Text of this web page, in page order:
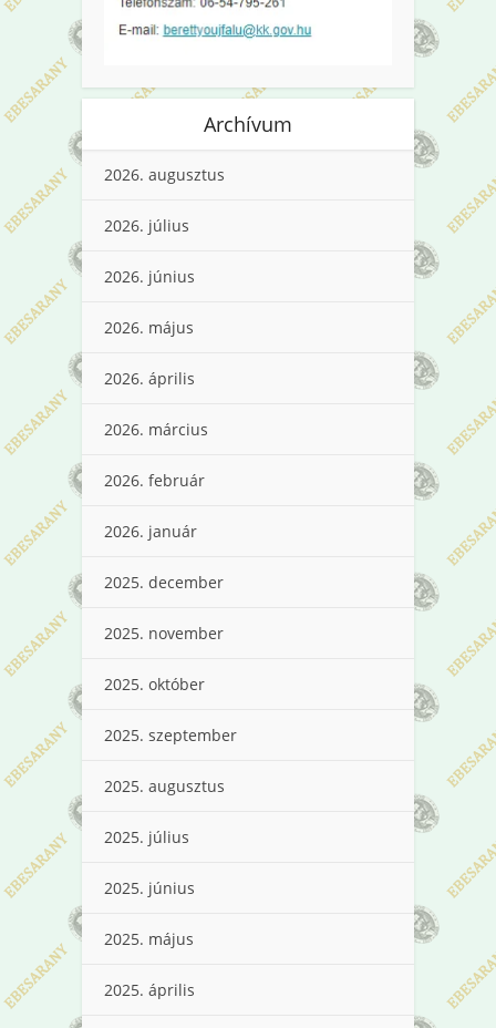
Archívum
2026. augusztus
2026. július
2026. június
2026. május
2026. április
2026. március
2026. február
2026. január
2025. december
2025. november
2025. október
2025. szeptember
2025. augusztus
2025. július
2025. június
2025. május
2025. április